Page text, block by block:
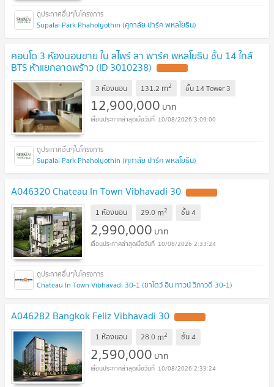
Supalai Park Phaholyothin (ศุภาลัย ปาร์ค พหลโยธิน)
คอนโด 3 ห้องนอนขาย ใน สไพร์ ลา พาร์ค พหลโยธิน ชั้น 14 ใกล้
BTS ห้าแยกลาดพร้าว (ID 3010238)
3 ห้องนอน 131.2 m2 ชั้น 14 Tower 3
12,900,000 บาท
10/08/2026 3:09:00
Supalai Park Phaholyothin (ศุภาลัย ปาร์ค พหลโยธิน)
A046320 Chateau In Town Vibhavadi 30
1 ห้องนอน 29.0 m2 ชั้น4
2,990,000 บาท
10/08/2026 2:33:24
Chateau In Town Vibhavadi 30-1 (ชาโตว์ อิน ทาวน์ วิภาวดี 30-1)
A046282 Bangkok Feliz Vibhavadi 30
1 ห้องนอน 28.0 m2 ชั้น4
2,590,000 บาท
10/08/2026 2:33:24